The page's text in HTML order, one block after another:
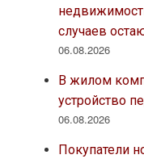
случаев
06.08.2026
В жилом
устройство
06.08.2026
Покупатели